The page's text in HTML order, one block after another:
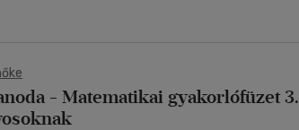
- Matematikai gyakorlófüzet 3.